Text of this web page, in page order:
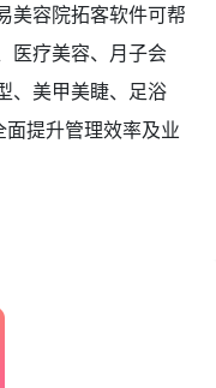
美容院拓客软件可帮
医疗美容、月子会
、美甲美睫、足浴
提升管理效率及业